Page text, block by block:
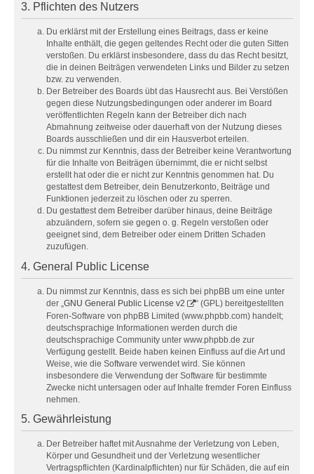
3. Pflichten des Nutzers
Du erklärst mit der Erstellung eines Beitrags, dass er keine
Inhalte enthält, die gegen geltendes Recht oder die guten Sitten
verstoßen. Du erklärst insbesondere, dass du das Recht besitzt,
die in deinen Beiträgen verwendeten Links und Bilder zu setzen
bzw. zu verwenden.
Der Betreiber des Boards übt das Hausrecht aus. Bei Verstößen
gegen diese Nutzungsbedingungen oder anderer im Board
veröffentlichten Regeln kann der Betreiber dich nach
Abmahnung zeitweise oder dauerhaft von der Nutzung dieses
Boards ausschließen und dir ein Hausverbot erteilen.
Du nimmst zur Kenntnis, dass der Betreiber keine Verantwortung
für die Inhalte von Beiträgen übernimmt, die er nicht selbst
erstellt hat oder die er nicht zur Kenntnis genommen hat. Du
gestattest dem Betreiber, dein Benutzerkonto, Beiträge und
Funktionen jederzeit zu löschen oder zu sperren.
Du gestattest dem Betreiber darüber hinaus, deine Beiträge
abzuändern, sofern sie gegen o. g. Regeln verstoßen oder
geeignet sind, dem Betreiber oder einem Dritten Schaden
zuzufügen.
4. General Public License
Du nimmst zur Kenntnis, dass es sich bei phpBB um eine unter
der „GNU General Public License v2
“ (GPL) bereitgestellten
Foren-Software von phpBB Limited (www.phpbb.com) handelt;
deutschsprachige Informationen werden durch die
deutschsprachige Community unter www.phpbb.de zur
Verfügung gestellt. Beide haben keinen Einfluss auf die Art und
Weise, wie die Software verwendet wird. Sie können
insbesondere die Verwendung der Software für bestimmte
Zwecke nicht untersagen oder auf Inhalte fremder Foren Einfluss
nehmen.
5. Gewährleistung
Der Betreiber haftet mit Ausnahme der Verletzung von Leben,
Körper und Gesundheit und der Verletzung wesentlicher
Vertragspflichten (Kardinalpflichten) nur für Schäden, die auf ein